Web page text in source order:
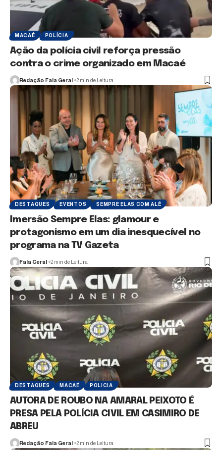
MACAÉ POLÍCIA
Ação da polícia civil reforça pressão
contra o crime organizado em Macaé
Redação Fala Geral 2 min de Leitura
DESTAQUES EVENTOS SEMPRE ELAS COM ALÊ
Imersão Sempre Elas: glamour e
protagonismo em um dia inesquecível no
programa na TV Gazeta
Fala Geral 2 min de Leitura
DESTAQUES MACAÉ POLICIA
AUTORA DE ROUBO NA AMARAL PEIXOTO É
PRESA PELA POLÍCIA CIVIL EM CASIMIRO DE
ABREU
Redação Fala Geral 2 min de Leitura